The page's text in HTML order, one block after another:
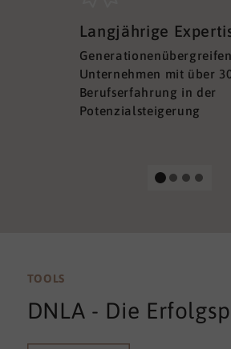
Langjährige
Unternehmen mit über
Berufserfahrung in der
Potenzialsteigerung
TOOLS
DNLA - Die